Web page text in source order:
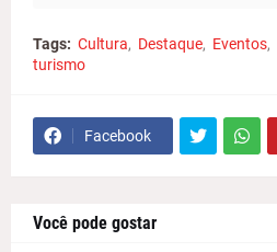
Tags: Cultura Destaque Eventos
turismo
Facebook
Você pode gostar